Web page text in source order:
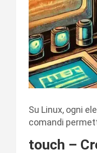
Su Linux, ogni
comandi
touch –